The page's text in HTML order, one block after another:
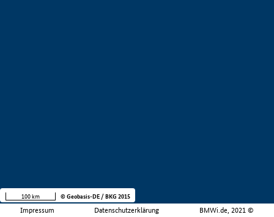
Impressum Datenschutzerklärung BMWi.de, 2021 ©
100 km © Geobasis-DE / BKG 2015